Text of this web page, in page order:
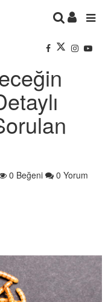
0 Beğeni 0 Yorum